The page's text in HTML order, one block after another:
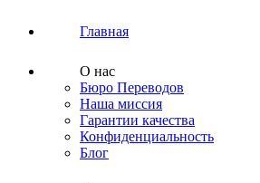
Главная
О нас
Бюро Переводов
Наша миссия
Гарантии качества
Конфиденциальность
Блог